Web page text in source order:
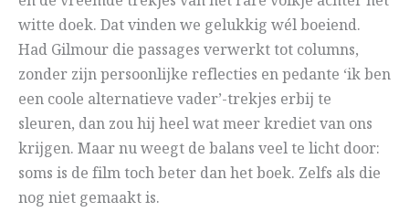
witte doek. Dat vinden we gelukkig wél boeiend.
Had Gilmour die passages verwerkt tot columns,
zonder zijn persoonlijke reflecties en pedante ‘ik ben
een coole alternatieve vader’-trekjes erbij te
sleuren, dan zou hij heel wat meer krediet van ons
krijgen. Maar nu weegt de balans veel te licht door:
soms is de film toch beter dan het boek. Zelfs als die
nog niet gemaakt is.